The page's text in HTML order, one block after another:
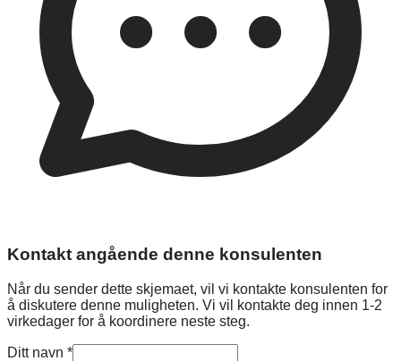
Kontakt angående denne konsulenten
Når du sender dette skjemaet, vil vi kontakte konsulenten for
å diskutere denne muligheten. Vi vil kontakte deg innen 1-2
virkedager for å koordinere neste steg.
Ditt navn *